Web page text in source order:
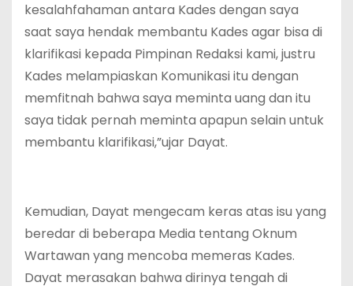
kesalahfahaman antara Kades dengan saya
saat saya hendak membantu Kades agar bisa di
klarifikasi kepada Pimpinan Redaksi kami, justru
Kades melampiaskan Komunikasi itu dengan
memfitnah bahwa saya meminta uang dan itu
saya tidak pernah meminta apapun selain untuk
membantu klarifikasi,”ujar Dayat.
Kemudian, Dayat mengecam keras atas isu yang
beredar di beberapa Media tentang Oknum
Wartawan yang mencoba memeras Kades.
Dayat merasakan bahwa dirinya tengah di